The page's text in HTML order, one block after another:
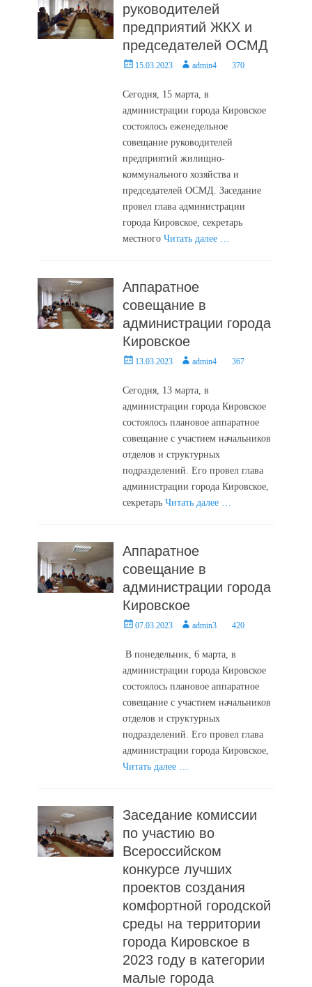
руководителей
предприятий ЖКХ и
председателей ОСМД
Posted15.03.2023 Authoradmin4 370
Сегодня, 15 марта, в
администрации города Кировское
состоялось еженедельное
совещание руководителей
предприятий жилищно-
коммунального хозяйства и
председателей ОСМД. Заседание
провел глава администрации
города Кировское, секретарь
местногоЧитать далее …
Аппаратное
совещание в
администрации города
Кировское
Posted13.03.2023 Authoradmin4 367
Сегодня, 13 марта, в
администрации города Кировское
состоялось плановое аппаратное
совещание с участием начальников
отделов и структурных
подразделений. Его провел глава
администрации города Кировское,
секретарьЧитать далее …
Аппаратное
совещание в
администрации города
Кировское
Posted07.03.2023 Authoradmin3 420
В понедельник, 6 марта, в
администрации города Кировское
состоялось плановое аппаратное
совещание с участием начальников
отделов и структурных
подразделений. Его провел глава
администрации города Кировское,
Читать далее …
Заседание комиссии
по участию во
Всероссийском
конкурсе лучших
проектов создания
комфортной городской
среды на территории
города Кировское в
2023 году в категории
малые города